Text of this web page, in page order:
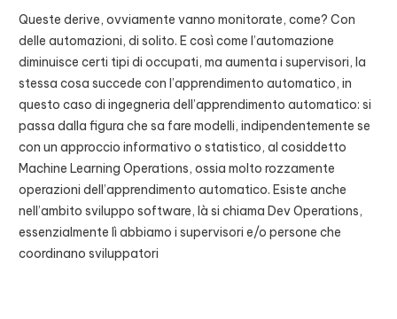
Queste derive, ovviamente vanno monitorate, come? Con
delle automazioni, di solito. E così come l’automazione
diminuisce certi tipi di occupati, ma aumenta i supervisori, la
stessa cosa succede con l’apprendimento automatico, in
questo caso di ingegneria dell’apprendimento automatico: si
passa dalla figura che sa fare modelli, indipendentemente se
con un approccio informativo o statistico, al cosiddetto
Machine Learning Operations, ossia molto rozzamente
operazioni dell’apprendimento automatico. Esiste anche
nell’ambito sviluppo software, là si chiama Dev Operations,
essenzialmente lì abbiamo i supervisori e/o persone che
coordinano sviluppatori